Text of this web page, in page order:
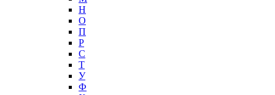
Н
О
П
Р
С
Т
У
Ф